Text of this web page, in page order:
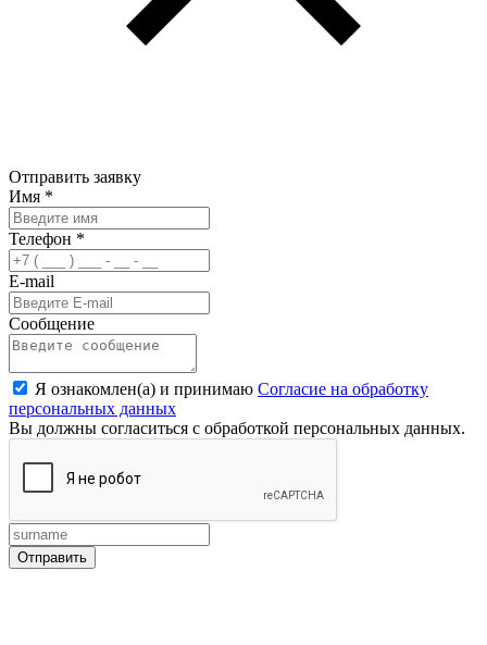
Отправить заявку
Имя *
Телефон *
E-mail
Сообщение
Я ознакомлен(а) и принимаю Согласие на обработку
персональных данных
Вы должны согласиться с обработкой персональных данных.